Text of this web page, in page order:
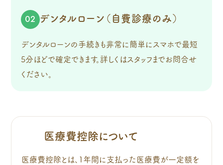
02 デンタルローン（自費診療のみ）
デンタルローンの手続きも非常に簡単にスマホで最短
5分ほどで確定できます。詳しくはスタッフまでお問合せ
ください。
医療費控除について
医療費控除とは、1年間に支払った医療費が一定額を